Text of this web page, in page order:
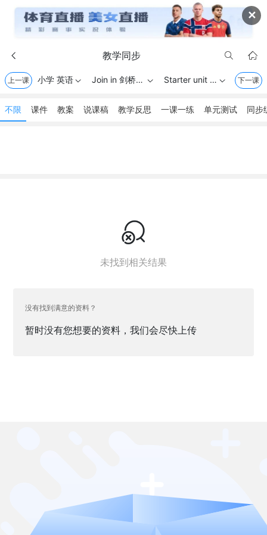
✕
 教学同步  
上一课 小学 英语 Join in 剑桥英语 . 三年级上册  Starter unit Let's b  下一课
不限 课件 教案 说课稿 教学反思 一课一练 单元测试 同步

未找到相关结果
没有找到满意的资料？
暂时没有您想要的资料，我们会尽快上传